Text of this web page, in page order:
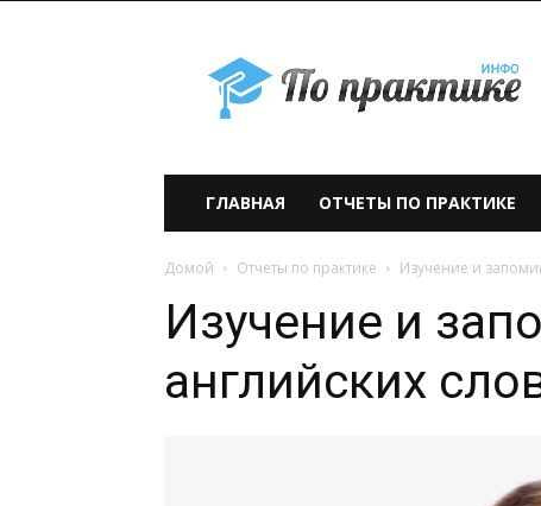
практике» —
учебно-
образовательный
ГЛАВНАЯ ОТЧЕТЫ ПО ПРАКТИКЕ
Домой Отчеты по практике Изучение и
Изучение и
английских